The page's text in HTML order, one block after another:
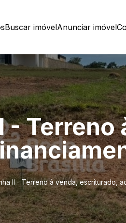
Buscar imóvelAnunciar imóvel
- Terreno
II - Terreno à venda, escriturado,